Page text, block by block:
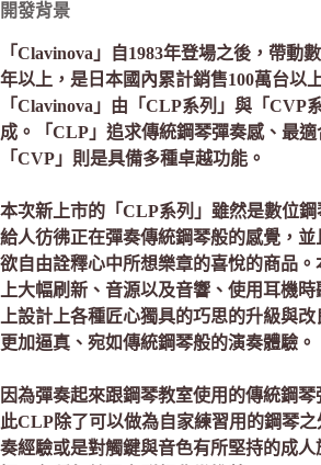
開發背景
「Clavinova」自1983年登場之後，帶動
年以上，是日本國內累計銷售100萬台以
「Clavinova」由「CLP系列」與「CVP
成。「CLP」追求傳統鋼琴彈奏感、最
「CVP」則是具備多種卓越功能。
本次新上市的「CLP系列」雖然是數位
給人彷彿正在彈奏傳統鋼琴般的感覺，
欲自由詮釋心中所想樂章的喜悅的商品
上大幅刷新、音源以及音響、使用耳機
上設計上各種匠心獨具的巧思的升級與
更加逼真、宛如傳統鋼琴般的演奏體驗。
因為彈奏起來跟鋼琴教室使用的傳統鋼
此CLP除了可以做為自家練習用的鋼琴
奏經驗或是對觸鍵與音色有所堅持的成